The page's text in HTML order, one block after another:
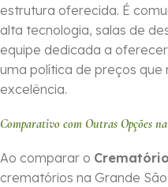
estrutura oferecida. É
alta tecnologia, salas de
equipe dedicada a
uma política de preços
excelência.
Comparativo com Outras Opções
Ao comparar o
crematórios na Grande